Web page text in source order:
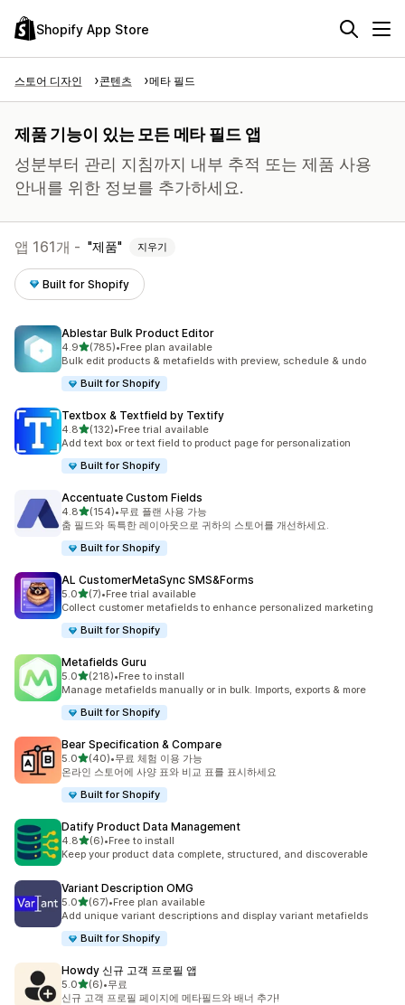
Shopify App Store
스토어 디자인 콘텐츠 메타 필드
제품 기능이 있는 모든 메타 필드 앱
성분부터 관리 지침까지 내부 추적 또는 제품 사용
안내를 위한 정보를 추가하세요.
앱 161개 - 제품 지우기
Built for Shopify
Ablestar Bulk Product Editor
4.9별 5개 중
(785)
총 리뷰 785개
•Free plan available
Bulk edit products & metafields with preview, schedule & undo
Built for Shopify
Textbox & Textfield by Textify
4.8별 5개 중
(132)
총 리뷰 132개
•Free trial available
Add text box or text field to product page for personalization
Built for Shopify
Accentuate Custom Fields
4.8별 5개 중
(154)
총 리뷰 154개
•무료 플랜 사용 가능
춤 필드와 독특한 레이아웃으로 귀하의 스토어를 개선하세요.
Built for Shopify
AL CustomerMetaSync SMS&Forms
5.0별 5개 중
(7)
총 리뷰 7개
•Free trial available
Collect customer metafields to enhance personalized marketing
Built for Shopify
Metafields Guru
5.0별 5개 중
(218)
총 리뷰 218개
•Free to install
Manage metafields manually or in bulk. Imports, exports & more
Built for Shopify
Bear Specification & Compare
5.0별 5개 중
(40)
총 리뷰 40개
•무료 체험 이용 가능
온라인 스토어에 사양 표와 비교 표를 표시하세요
Built for Shopify
Datify Product Data Management
4.8별 5개 중
(6)
총 리뷰 6개
•Free to install
Keep your product data complete, structured, and discoverable
Variant Description OMG
5.0별 5개 중
(67)
총 리뷰 67개
•Free plan available
Add unique variant descriptions and display variant metafields
Built for Shopify
Howdy 신규 고객 프로필 앱
5.0별 5개 중
(6)
총 리뷰 6개
•무료
신규 고객 프로필 페이지에 메타필드와 배너 추가!